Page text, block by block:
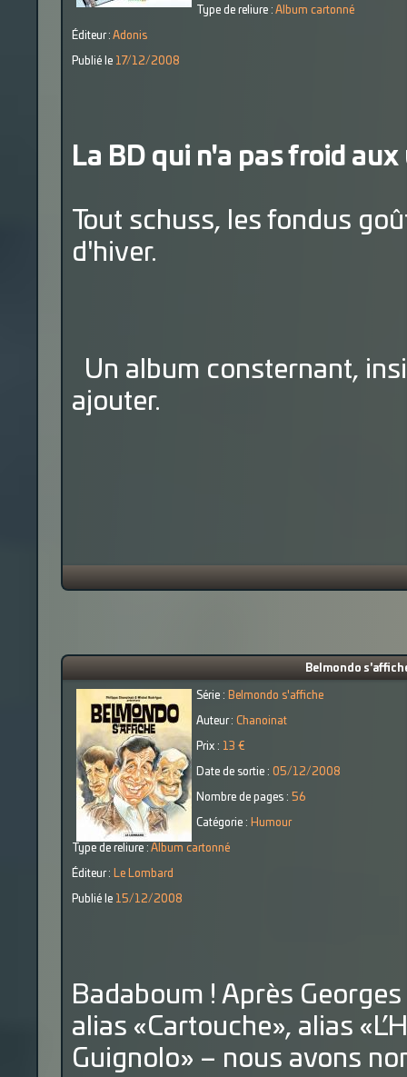
Type de reliure : Album cartonné
Éditeur : Adonis
Publié le 17/12/2008
La BD qui n'a pas froid
Tout schuss, les fondus
d'hiver.
Un album consternant,
ajouter.
Belmondo
Série : Belmondo s'affiche
Auteur : Chanoinat
Prix : 13 €
Date de sortie : 05/12/2008
Nombre de pages : 56
Catégorie : Humour
Type de reliure : Album cartonné
Éditeur : Le Lombard
Publié le 15/12/2008
Badaboum ! Après Georges
alias «Cartouche», alias
Guignolo» – nous avons